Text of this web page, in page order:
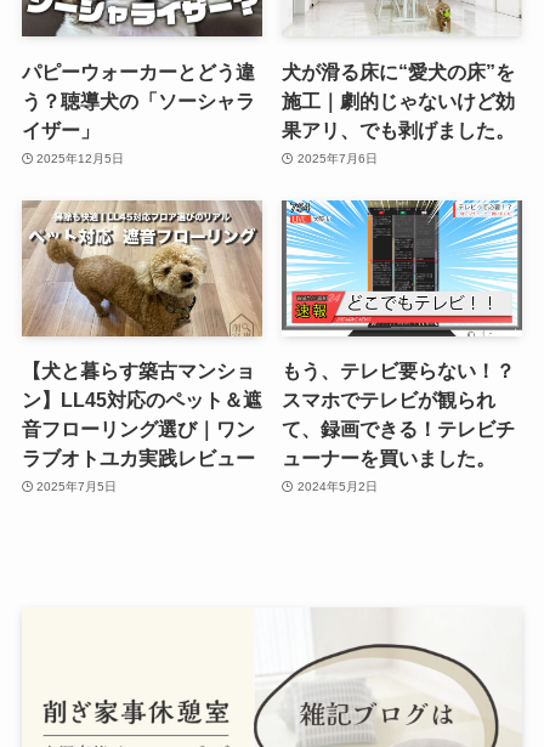
パピーウォーカーとどう違
う？聴導犬の「ソーシャラ
イザー」
2025年12月5日
犬が滑る床に“愛犬の床”を
施工｜劇的じゃないけど効
果アリ、でも剥げました。
2025年7月6日
【犬と暮らす築古マンショ
ン】LL45対応のペット＆遮
音フローリング選び｜ワン
ラブオトユカ実践レビュー
2025年7月5日
もう、テレビ要らない！？
スマホでテレビが観られ
て、録画できる！テレビチ
ューナーを買いました。
2024年5月2日